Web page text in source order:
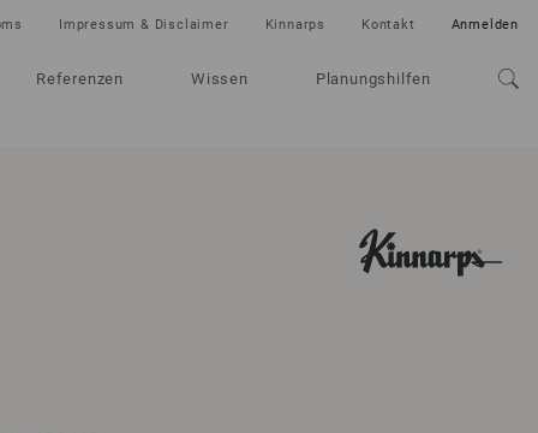
Referenzen Wissen Planungshilfen
Impressum & Disclaimer Kinnarps Kontakt Anmelden